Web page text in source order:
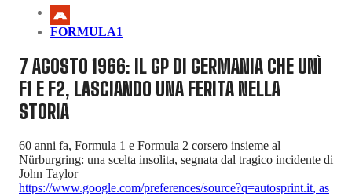
FORMULA1
7 AGOSTO 1966: IL GP DI GERMANIA CHE UNÌ
F1 E F2, LASCIANDO UNA FERITA NELLA
STORIA
60 anni fa, Formula 1 e Formula 2 corsero insieme al
Nürburgring: una scelta insolita, segnata dal tragico incidente di
John Taylor
https://www.google.com/preferences/source?q=autosprint.it, as